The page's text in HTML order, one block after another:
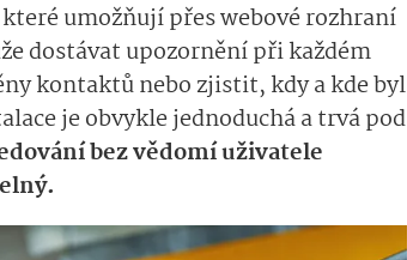
umožňují přes webové rozhraní
dostávat upozornění při každém
kontaktů nebo zjistit, kdy a kde byl
je obvykle jednoduchá a trvá pod
bez vědomí uživatele